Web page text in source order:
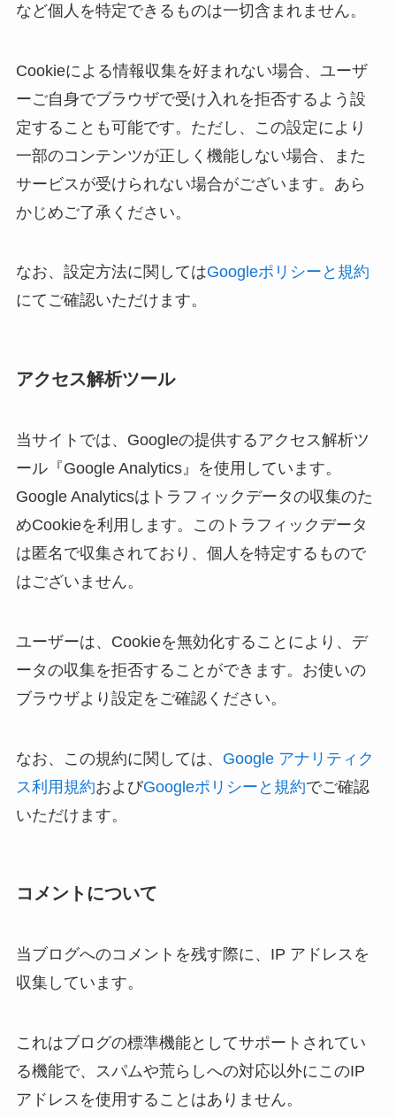
など個人を特定できるものは一切含まれません。
Cookieによる情報収集を好まれない場合、ユーザ
ーご自身でブラウザで受け入れを拒否するよう設
定することも可能です。ただし、この設定により
一部のコンテンツが正しく機能しない場合、また
サービスが受けられない場合がございます。あら
かじめご了承ください。
なお、設定方法に関してはGoogleポリシーと規約
にてご確認いただけます。
アクセス解析ツール
当サイトでは、Googleの提供するアクセス解析ツ
ール『Google Analytics』を使用しています。
Google Analyticsはトラフィックデータの収集のた
めCookieを利用します。このトラフィックデータ
は匿名で収集されており、個人を特定するもので
はございません。
ユーザーは、Cookieを無効化することにより、デ
ータの収集を拒否することができます。お使いの
ブラウザより設定をご確認ください。
なお、この規約に関しては、 Google アナリティク
ス利用規約およびGoogleポリシーと規約でご確認
いただけます。
コメントについて
当ブログへのコメントを残す際に、IP アドレスを
収集しています。
これはブログの標準機能としてサポートされてい
る機能で、スパムや荒らしへの対応以外にこのIP
アドレスを使用することはありません。